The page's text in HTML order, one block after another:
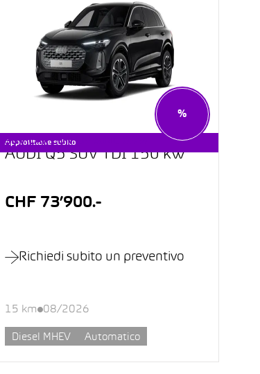
Approfittane subito
%
SUV CAR CON LEASING 0.9%
AUDI Q5 SUV TDI 150 kW
CHF 73’900.-
Richiedi subito un preventivo
15 km 08/2026
Diesel MHEV Automatico